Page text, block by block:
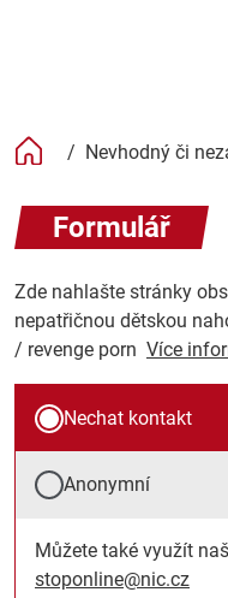
/ Nevhodný či
Formulář
Zde nahlašte stránky
nepatřičnou dětskou
/ revenge porn Více
Nechat kontakt
Anonymní
Můžete také využít
stoponline@nic.cz